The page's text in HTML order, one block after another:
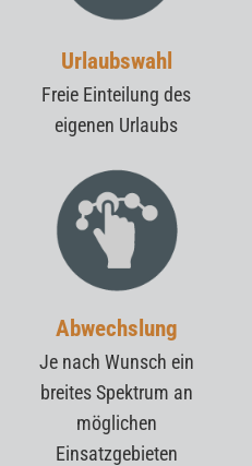
Urlaubswahl
Freie Einteilung des
eigenen Urlaubs
Abwechslung
Je nach Wunsch ein
breites Spektrum an
möglichen
Einsatzgebieten